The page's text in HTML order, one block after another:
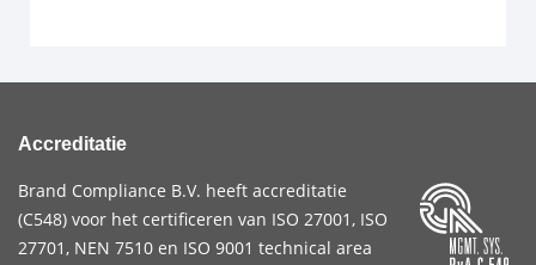
Accreditatie
Brand Compliance B.V. heeft accreditatie
(C548) voor het certificeren van ISO 27001, ISO
27701, NEN 7510 en ISO 9001 technical area